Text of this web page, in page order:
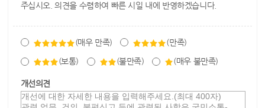
주십시오. 의견을 수렴하여 빠른 시일 내에 반영하겠습니다.
(매우 만족) (만족)
(보통) (불만족) (매우 불만족)
개선의견